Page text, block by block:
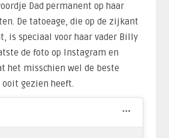
Dad permanent op haar
De tatoeage, die op de zijkant
is speciaal voor haar vader Billy
de foto op Instagram en
het misschien wel de beste
gezien heeft.